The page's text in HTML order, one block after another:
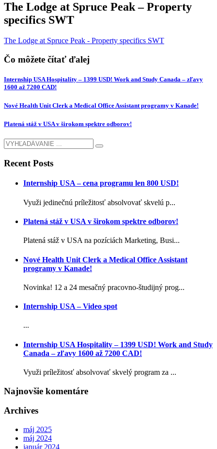
The Lodge at Spruce Peak – Property
specifics SWT
The Lodge at Spruce Peak - Property specifics SWT
Čo môžete čítať ďalej
Internship USA Hospitality – 1399 USD! Work and Study Canada – zľavy
1600 až 7200 CAD!
Nové Health Unit Clerk a Medical Office Assistant programy v Kanade!
Platená stáž v USA v širokom spektre odborov!
Recent Posts
Internship USA – cena programu len 800 USD!
Využi jedinečnú príležitosť absolvovať skvelú p...
Platená stáž v USA v širokom spektre odborov!
Platená stáž v USA na pozíciách Marketing, Busi...
Nové Health Unit Clerk a Medical Office Assistant
programy v Kanade!
Novinka! 12 a 24 mesačný pracovno-študijný prog...
Internship USA – Video spot
...
Internship USA Hospitality – 1399 USD! Work and Study
Canada – zľavy 1600 až 7200 CAD!
Využi príležitosť absolvovať skvelý program za ...
Najnovšie komentáre
Archives
máj 2025
máj 2024
január 2024